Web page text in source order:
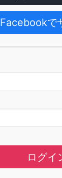
Facebookで
ログイ